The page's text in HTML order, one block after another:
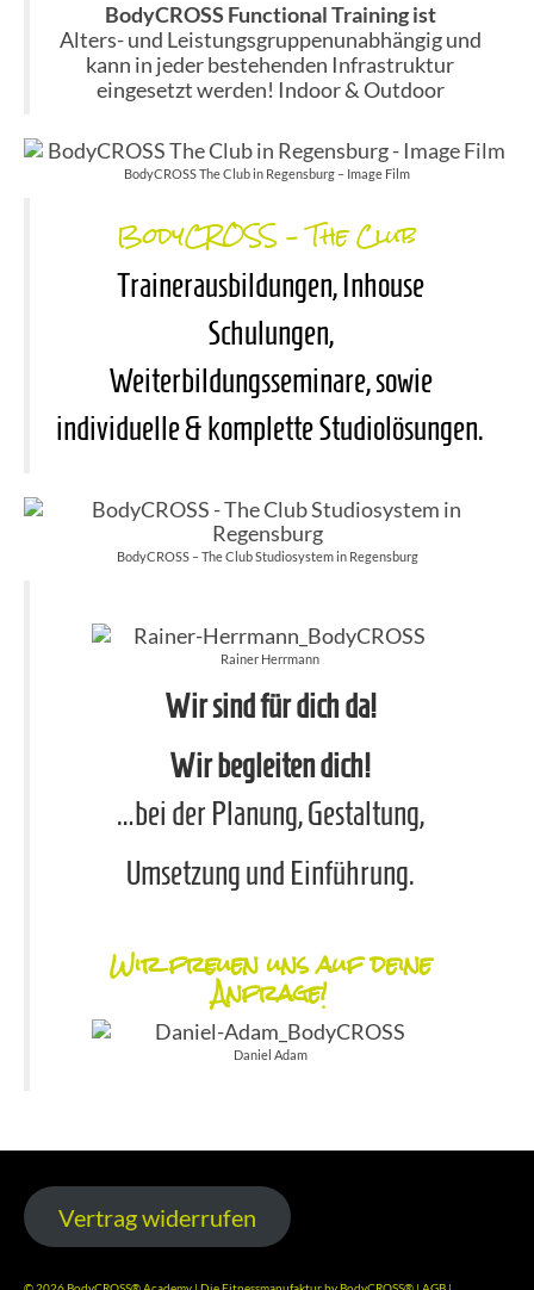
BodyCROSS Functional Training ist
Alters- und Leistungsgruppenunabhängig und
kann in jeder bestehenden Infrastruktur
eingesetzt werden! Indoor & Outdoor
BodyCROSS The Club in Regensburg – Image Film
BodyCROSS – The Club
Trainerausbildungen, Inhouse
Schulungen,
Weiterbildungsseminare,sowie
individuelle & komplette Studiolösungen.
BodyCROSS – The Club Studiosystem in Regensburg
Rainer Herrmann
Wir sind für dich da!
Wir begleiten dich!
…bei der Planung, Gestaltung,
Umsetzung und Einführung.
Wir freuen uns auf deine
Anfrage!
Daniel Adam
Vertrag widerrufen